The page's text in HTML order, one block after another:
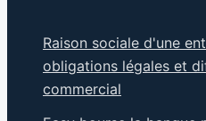
Raison sociale d'une
obligations légales et
commercial